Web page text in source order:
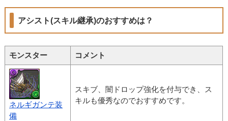
アシスト(スキル継承)のおすすめは？
モンスター コメント
ネルギガンテ装
備
スキブ、闇ドロップ強化を付与でき、ス
キルも優秀なのでおすすめです。